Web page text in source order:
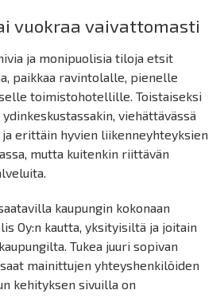
vuokraa vaivattomasti
ja monipuolisia tiloja etsit
paikkaa ravintolalle, pienelle
toimistohotellille. Toistaiseksi
viehättävässä
ja erittäin hyvien liikenneyhteyksien
mutta kuitenkin riittävän
kaupungin kokonaan
Oy:n kautta, yksityisiltä ja joitain
Tukea juuri sopivan
mainittujen yhteyshenkilöiden
kehityksen sivuilla on